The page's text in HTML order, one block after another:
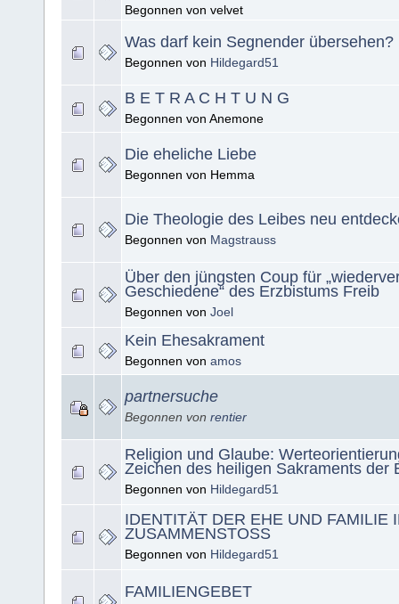
Begonnen von velvet
Was darf kein Segnender übersehen?
Begonnen von Hildegard51
B E T R A C H T U N G
Begonnen von Anemone
Die eheliche Liebe
Begonnen von Hemma
Die Theologie des Leibes neu
Begonnen von Magstrauss
Über den jüngsten Coup für
Geschiedene“ des Erzbistums Freib
Begonnen von Joel
Kein Ehesakrament
Begonnen von amos
partnersuche
Begonnen von rentier
Religion und Glaube:
Zeichen des heiligen Sakraments der
Begonnen von Hildegard51
IDENTITÄT DER EHE UND FAMILIE
ZUSAMMENSTOSS
Begonnen von Hildegard51
FAMILIENGEBET